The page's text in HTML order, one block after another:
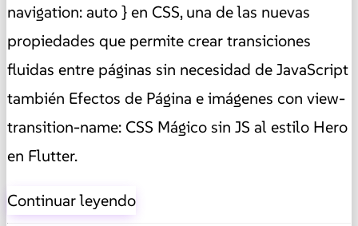
navigation: auto } en CSS, una de las nuevas
propiedades que permite crear transiciones
fluidas entre páginas sin necesidad de JavaScript
también Efectos de Página e imágenes con view-
transition-name: CSS Mágico sin JS al estilo Hero
en Flutter.
Continuar leyendo